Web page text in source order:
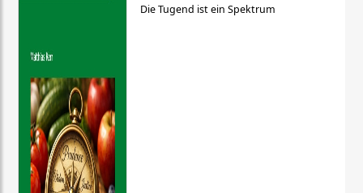
Die Tugend ist ein Spektrum